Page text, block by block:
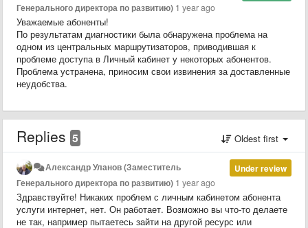
Генерального директора по развитию) 1 year ago
Уважаемые абоненты!
По результатам диагностики была обнаружена проблема на
одном из центральных маршрутизаторов, приводившая к
проблеме доступа в Личный кабинет у некоторых абонентов.
Проблема устранена, приносим свои извинения за доставленные
неудобства.
Replies 5 Oldest first
Under review
Александр Уланов (Заместитель
Генерального директора по развитию) 1 year ago
Здравствуйте! Никаких проблем с личным кабинетом абонента
услуги интернет, нет. Он работает. Возможно вы что-то делаете
не так, например пытаетесь зайти на другой ресурс или